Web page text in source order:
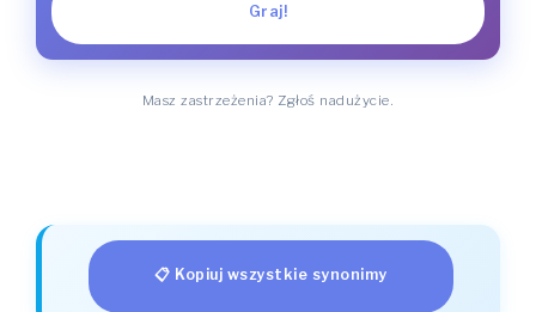
Graj!
Masz zastrzeżenia? Zgłoś nadużycie.
📋 Kopiuj wszystkie synonimy